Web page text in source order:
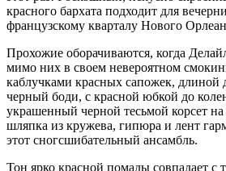
красного бархата подходит для
французскому кварталу Нового
Прохожие оборачиваются, когда
мимо них в своем невероятном
каблучками красных сапожек, длиной
черный боди, с красной юбкой до
украшенный черной тесьмой корсет
шляпка из кружева, гипюра и лент
этот сногсшибательный ансамбль.
Тон ярко красной помады совпадает с